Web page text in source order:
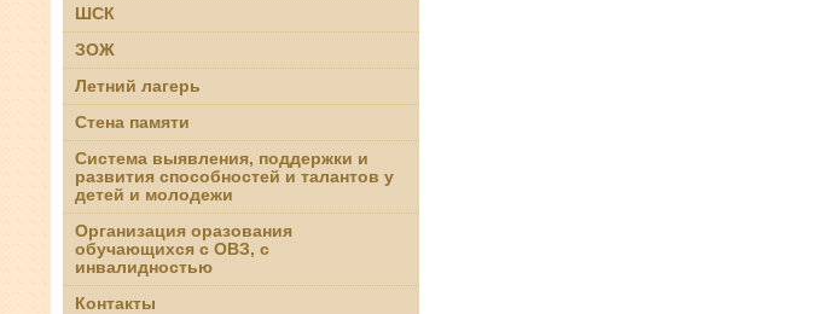
ШСК
ЗОЖ
Летний лагерь
Стена памяти
Система выявления, поддержки и
развития способностей и талантов у
детей и молодежи
Организация оразования
обучающихся с ОВЗ, с
инвалидностью
Контакты